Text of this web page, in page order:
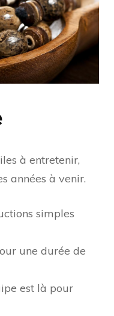
à entretenir,
années à venir.
simples
une durée de
est là pour